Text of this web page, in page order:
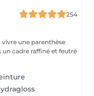
254
vivre une parenthèse